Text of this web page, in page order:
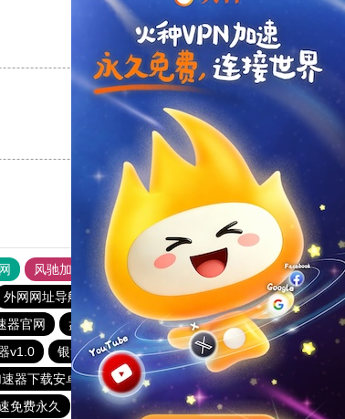
支持 [0] 反对 [0]
支持
风驰加速器
旋风加速器
外网网址导航 软件中心 雷霆加速
狂飙加速器
器官网 盘古加速器官网
快连加速器
v1.0 银河加速器
quickq加速器
速器下载安卓 云帆加速器
赔钱机场官网
免费永久 纸飞机加速器 ios加速器